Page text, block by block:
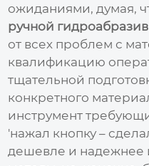
ожиданиями, думая,
ручной
от всех проблем с
квалификацию
тщательной
конкретного
инструмент
'нажал кнопку –
дешевле и надежнее